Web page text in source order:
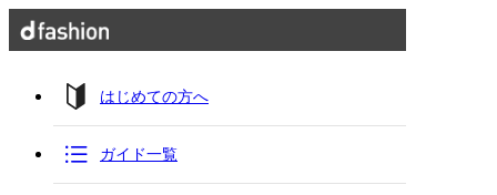
はじめての方へ
ガイド一覧